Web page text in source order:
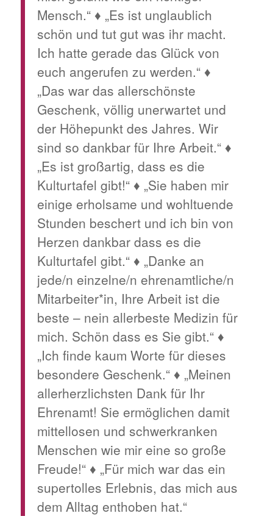
Mensch.“ ♦ „Es ist unglaublich
schön und tut gut was ihr macht.
Ich hatte gerade das Glück von
euch angerufen zu werden.“ ♦
„Das war das allerschönste
Geschenk, völlig unerwartet und
der Höhepunkt des Jahres. Wir
sind so dankbar für Ihre Arbeit.“ ♦
„Es ist großartig, dass es die
Kulturtafel gibt!“ ♦ „Sie haben mir
einige erholsame und wohltuende
Stunden beschert und ich bin von
Herzen dankbar dass es die
Kulturtafel gibt.“ ♦ „Danke an
jede/n einzelne/n ehrenamtliche/n
Mitarbeiter*in, Ihre Arbeit ist die
beste – nein allerbeste Medizin für
mich. Schön dass es Sie gibt.“ ♦
„Ich finde kaum Worte für dieses
besondere Geschenk.“ ♦ „Meinen
allerherzlichsten Dank für Ihr
Ehrenamt! Sie ermöglichen damit
mittellosen und schwerkranken
Menschen wie mir eine so große
Freude!“ ♦ „Für mich war das ein
supertolles Erlebnis, das mich aus
dem Alltag enthoben hat.“